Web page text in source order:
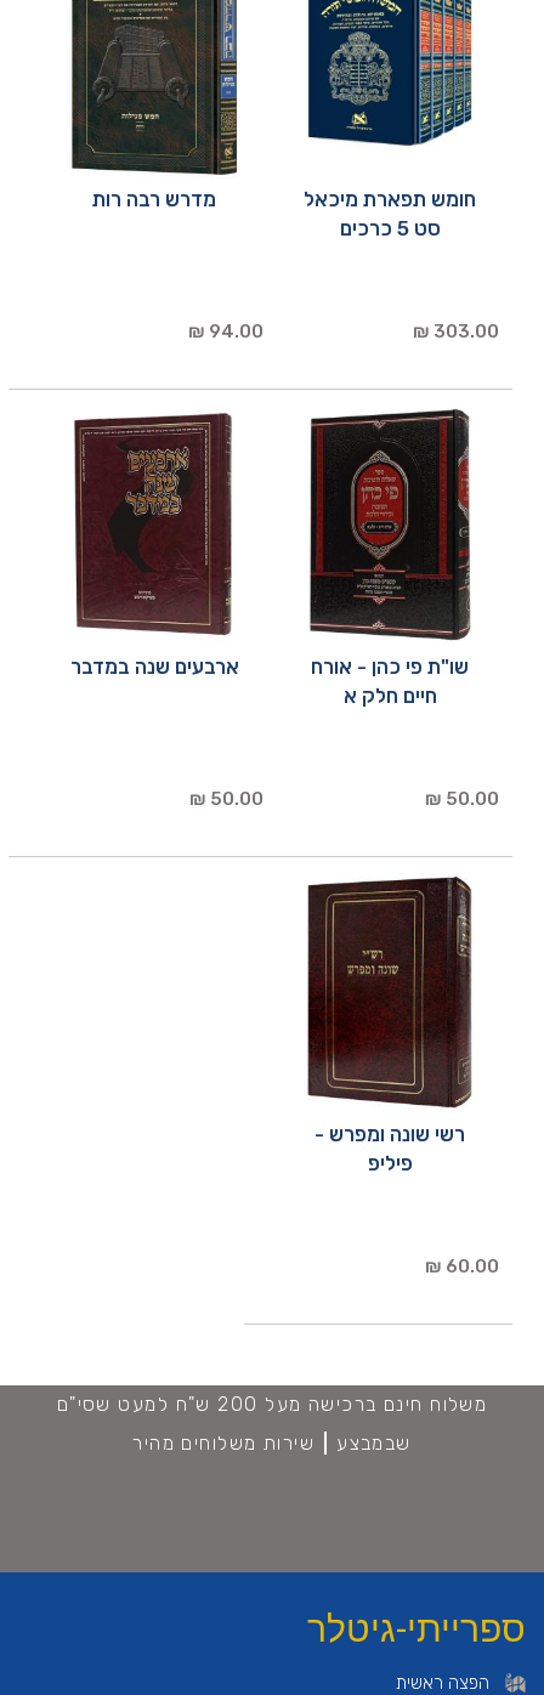
חומש תפארת מיכאל
סט 5 כרכים
303.00 ₪
מדרש רבה רות
94.00 ₪
שו"ת פי כהן - אורח
חיים חלק א
50.00 ₪
ארבעים שנה במדבר
50.00 ₪
רשי שונה ומפרש -
פיליפ
60.00 ₪
משלוח חינם ברכישה מעל 200 ש"ח למעט שסי"ם
שבמבצע
שירות משלוחים מהיר
ספרייתי-גיטלר
הפצה ראשית